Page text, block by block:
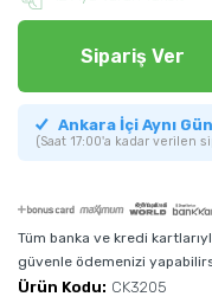
Sipariş Ver
Ankara İçi Aynı
(Saat 17:00'a kadar verilen
Tüm banka ve kredi
güvenle ödemenizi
Ürün Kodu: CK3205